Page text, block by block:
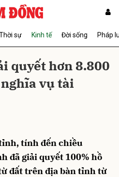
sự Kinh tế Đời sống Pháp
quyết hơn 8.800
vụ tài
tính đến chiều
đã giải quyết 100% hồ
đất trên địa bàn tỉnh từ
Hủy